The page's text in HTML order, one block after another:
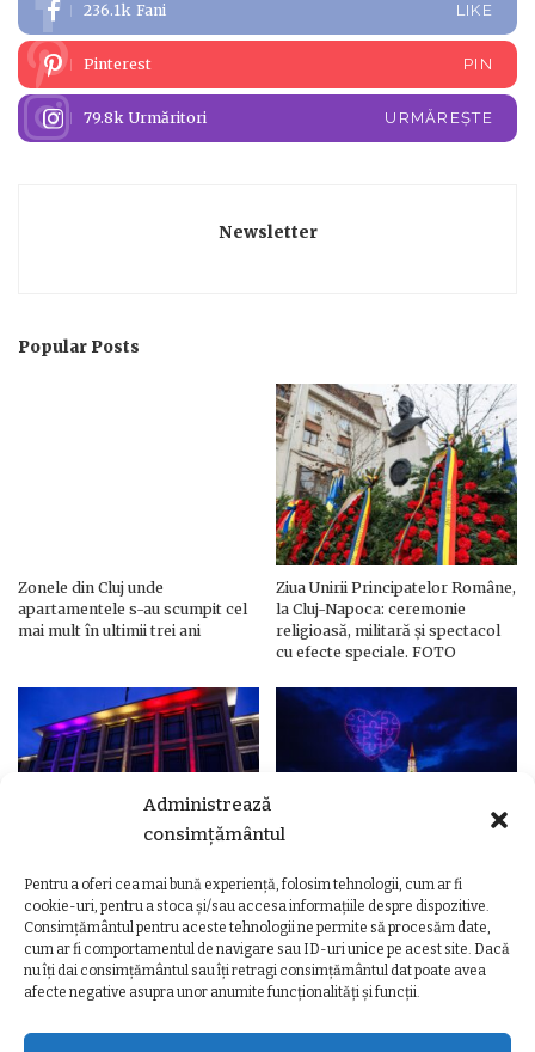
Administrează
consimțământul
Pentru a oferi cea mai bună experiență, folosim tehnologii, cum ar fi
cookie-uri, pentru a stoca și/sau accesa informațiile despre dispozitive.
Consimțământul pentru aceste tehnologii ne permite să procesăm date,
cum ar fi comportamentul de navigare sau ID-uri unice pe acest site. Dacă
nu îți dai consimțământul sau îți retragi consimțământul dat poate avea
afecte negative asupra unor anumite funcționalități și funcții.
236.1k Fani LIKE
Pinterest PIN
79.8k Urmăritori URMĂREȘTE
Newsletter
Popular Posts
Zonele din Cluj unde
apartamentele s-au scumpit cel
mai mult în ultimii trei ani
Ziua Unirii Principatelor Române,
la Cluj-Napoca: ceremonie
religioasă, militară și spectacol
cu efecte speciale. FOTO
Ziua Unirii Principatelor Române
– Clădiri și poduri din Cluj,
iluminate în culorile drapelului
Ziua Unirii la Cluj-Napoca.
Programul complet al
evenimentelor